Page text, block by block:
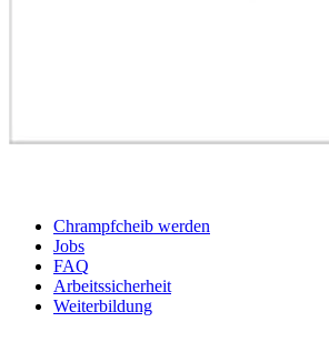
Chrampfcheib werden
Jobs
FAQ
Arbeitssicherheit
Weiterbildung